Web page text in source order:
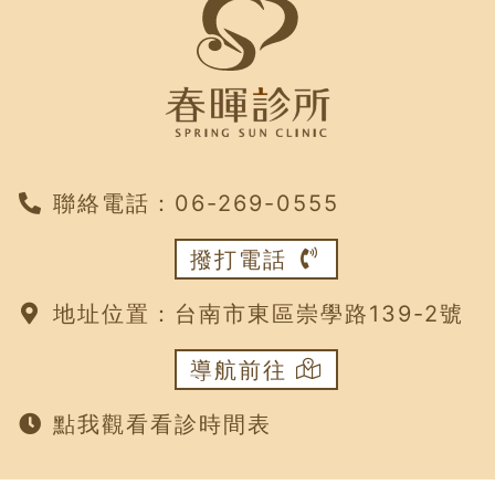
聯絡電話： ‭06-269-0555
撥打電話
地址位置： 台南市東區崇學路139-2號
導航前往
點我觀看看診時間表